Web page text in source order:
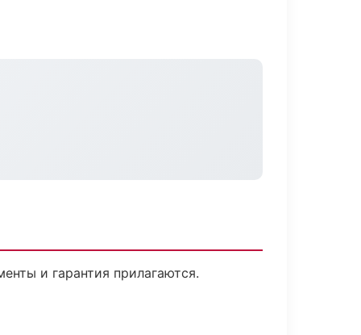
и гарантия прилагаются.